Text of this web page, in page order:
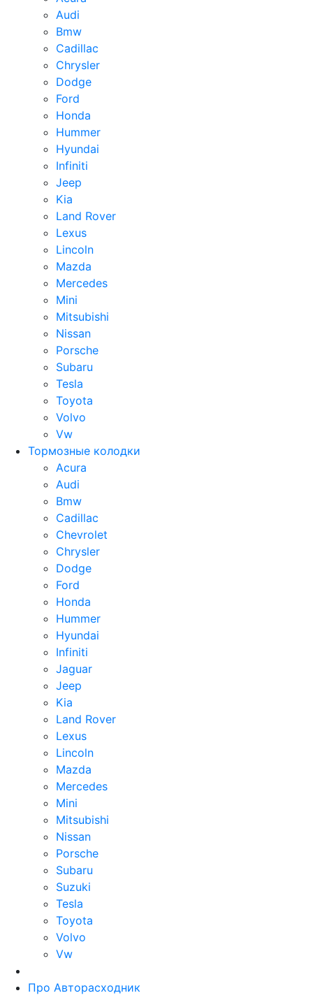
Audi
Bmw
Cadillac
Chrysler
Dodge
Ford
Honda
Hummer
Hyundai
Infiniti
Jeep
Kia
Land Rover
Lexus
Lincoln
Mazda
Mercedes
Mini
Mitsubishi
Nissan
Porsche
Subaru
Tesla
Toyota
Volvo
Vw
Тормозные колодки
Acura
Audi
Bmw
Cadillac
Chevrolet
Chrysler
Dodge
Ford
Honda
Hummer
Hyundai
Infiniti
Jaguar
Jeep
Kia
Land Rover
Lexus
Lincoln
Mazda
Mercedes
Mini
Mitsubishi
Nissan
Porsche
Subaru
Suzuki
Tesla
Toyota
Volvo
Vw
Про Авторасходник